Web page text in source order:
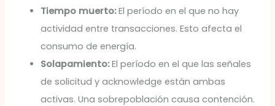
Tiempo muerto:El período en el que no hay
actividad entre transacciones. Esto afecta el
consumo de energía.
Solapamiento:El período en el que las señales
de solicitud y acknowledge están ambas
activas. Una sobrepoblación causa contención.